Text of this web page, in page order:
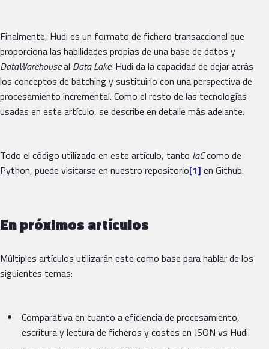
Finalmente, Hudi es un formato de fichero transaccional que
proporciona las habilidades propias de una base de datos y
DataWarehouseal Data Lake. Hudi da la capacidad de dejar atrás
los conceptos de batching y sustituirlo con una perspectiva de
procesamiento incremental. Como el resto de las tecnologías
usadas en este artículo, se describe en detalle más adelante.
Todo el código utilizado en este artículo, tanto IaCcomo de
Python, puede visitarse en nuestro repositorio[1] en Github.
En próximos artículos
Múltiples artículos utilizarán este como base para hablar de los
siguientes temas:
Comparativa en cuanto a eficiencia de procesamiento,
escritura y lectura de ficheros y costes en JSON vs Hudi.